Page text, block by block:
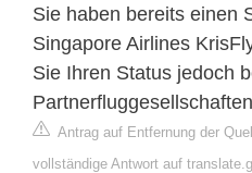
Sie haben bereits einen
Singapore Airlines
Sie Ihren Status jedoch
Antrag auf Entfernung der
vollständige Antwort auf